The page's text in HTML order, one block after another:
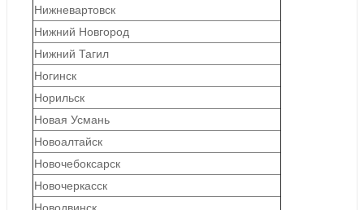
Нижневартовск
Нижний Новгород
Нижний Тагил
Ногинск
Норильск
Новая Усмань
Новоалтайск
Новочебоксарск
Новочеркасск
Новодвинск